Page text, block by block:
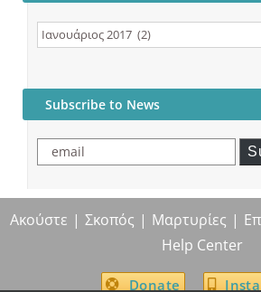
Post
Subscribe to News
email
Ακούστε Σκοπός Μαρτυρίες
Help Center
Donate